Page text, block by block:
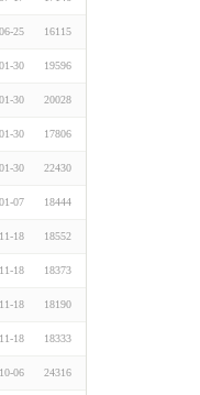
25 16115
30 19596
30 20028
30 17806
30 22430
07 18444
18 18552
18 18373
18 18190
18 18333
06 24316